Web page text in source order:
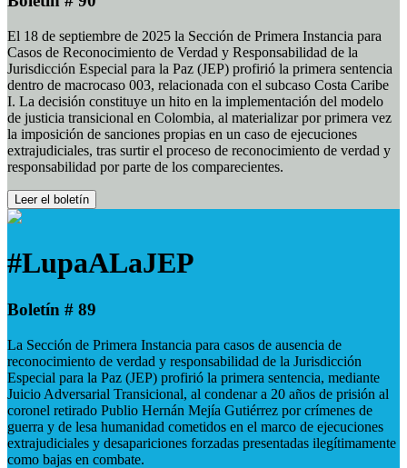
El 18 de septiembre de 2025 la Sección de Primera Instancia para
Casos de Reconocimiento de Verdad y Responsabilidad de la
Jurisdicción Especial para la Paz (JEP) profirió la primera sentencia
dentro de macrocaso 003, relacionada con el subcaso Costa Caribe
I. La decisión constituye un hito en la implementación del modelo
de justicia transicional en Colombia, al materializar por primera vez
la imposición de sanciones propias en un caso de ejecuciones
extrajudiciales, tras surtir el proceso de reconocimiento de verdad y
responsabilidad por parte de los comparecientes.
Leer el boletín
#LupaALaJEP
Boletín # 89
La Sección de Primera Instancia para casos de ausencia de
reconocimiento de verdad y responsabilidad de la Jurisdicción
Especial para la Paz (JEP) profirió la primera sentencia, mediante
Juicio Adversarial Transicional, al condenar a 20 años de prisión al
coronel retirado Publio Hernán Mejía Gutiérrez por crímenes de
guerra y de lesa humanidad cometidos en el marco de ejecuciones
extrajudiciales y desapariciones forzadas presentadas ilegítimamente
como bajas en combate.